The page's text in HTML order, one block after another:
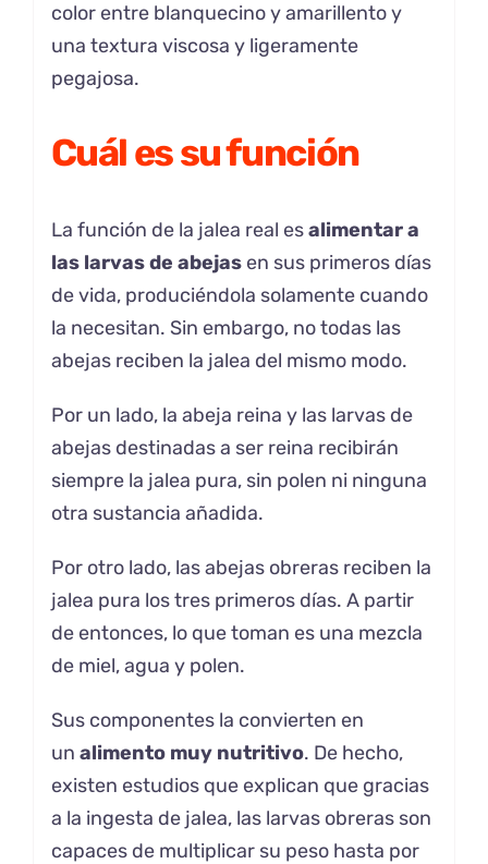
color entre blanquecino y amarillento y
una textura viscosa y ligeramente
pegajosa.
Cuál es su función
La función de la jalea real esalimentar a
las larvas de abejasen sus primeros días
de vida, produciéndola solamente cuando
la necesitan. Sin embargo, no todas las
abejas reciben la jalea del mismo modo.
Por un lado, la abeja reina y las larvas de
abejas destinadas a ser reina recibirán
siempre la jalea pura, sin polen ni ninguna
otra sustancia añadida.
Por otro lado, las abejas obreras reciben la
jalea pura los tres primeros días. A partir
de entonces, lo que toman es una mezcla
de miel, agua y polen.
Sus componentes la convierten en
un alimento muy nutritivo. De hecho,
existen estudios que explican que gracias
a la ingesta de jalea, las larvas obreras son
capaces de multiplicar su peso hasta por